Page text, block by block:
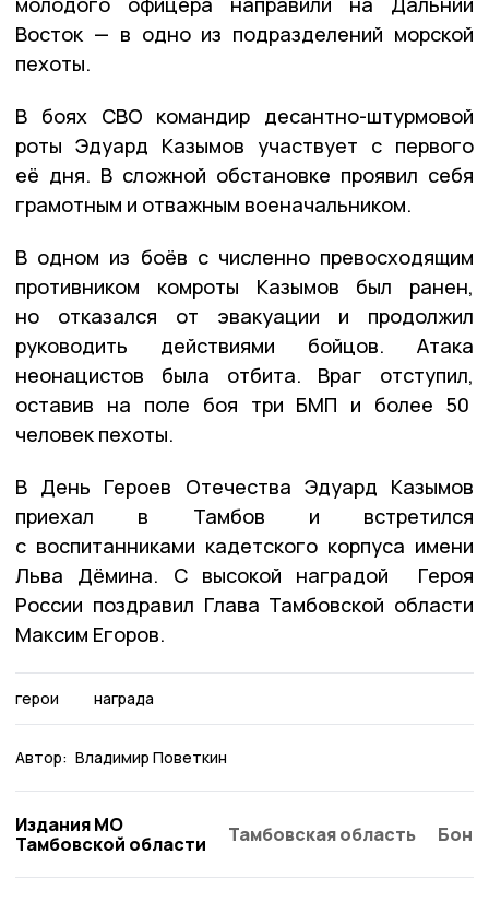
Восток — в одно из подразделений морской
пехоты.
В боях СВО командир десантно-штурмовой
роты Эдуард Казымов участвует с первого
её дня. В сложной обстановке проявил себя
грамотным и отважным военачальником.
В одном из боёв с численно превосходящим
противником комроты Казымов был ранен,
но отказался от эвакуации и продолжил
руководить действиями бойцов. Атака
неонацистов была отбита. Враг отступил,
оставив на поле боя три БМП и более 50
человек пехоты.
В День Героев Отечества Эдуард Казымов
приехал в Тамбов и встретился
с воспитанниками кадетского корпуса имени
Льва Дёмина. С высокой наградой Героя
России поздравил Глава Тамбовской области
Максим Егоров.
герои награда
Автор: Владимир Поветкин
Издания МО
Тамбовской области
Тамбовская область